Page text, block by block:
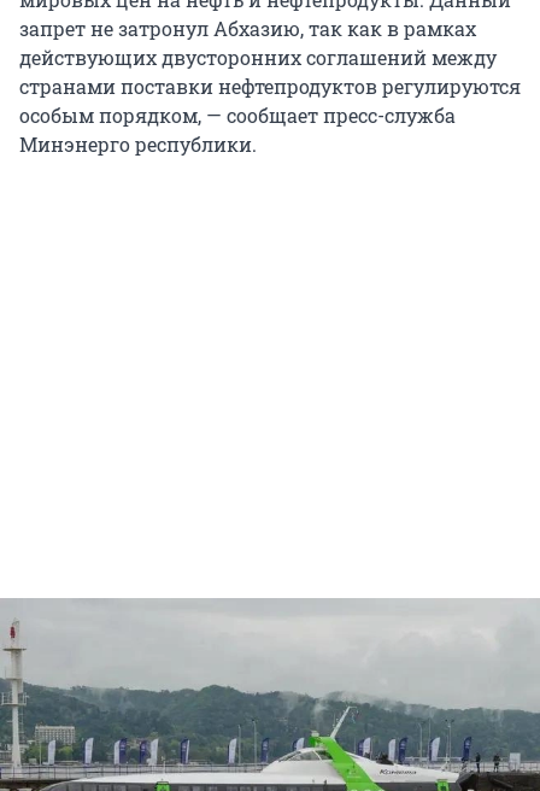
запрет не затронул Абхазию, так как в рамках
действующих двусторонних соглашений между
странами поставки нефтепродуктов регулируются
особым порядком, — сообщает пресс-служба
Минэнерго республики.